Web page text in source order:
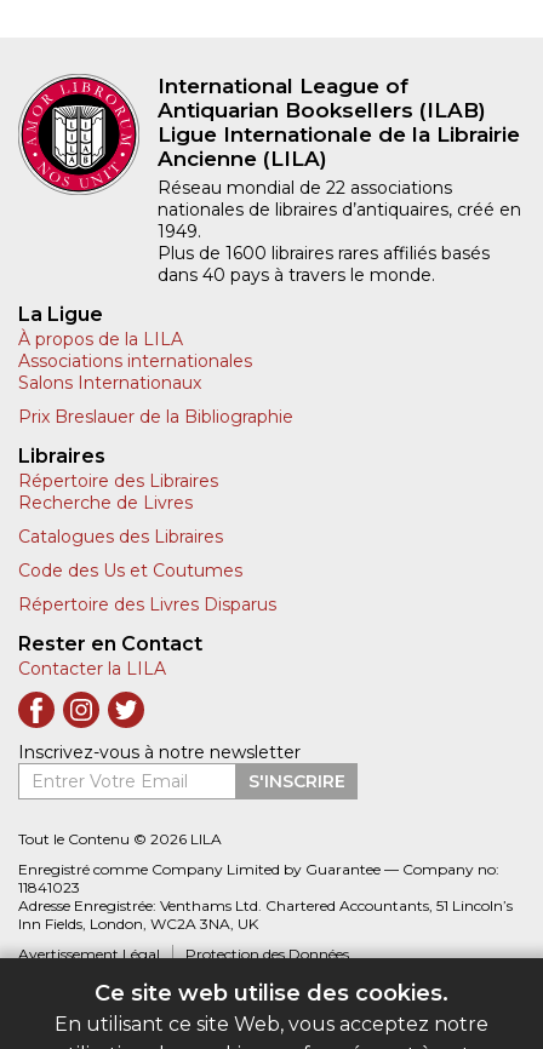
Ce site web utilise des cookies.
En utilisant ce site Web, vous acceptez notre
International League of
Antiquarian Booksellers (ILAB)
Ligue Internationale de la Librairie
Ancienne (LILA)
Réseau mondial de 22 associations
nationales de libraires d’antiquaires, créé en
1949.
Plus de 1600 libraires rares affiliés basés
dans 40 pays à travers le monde.
La Ligue
À propos de la LILA
Associations internationales
Salons Internationaux
Prix Breslauer de la Bibliographie
Libraires
Répertoire des Libraires
Recherche de Livres
Catalogues des Libraires
Code des Us et Coutumes
Répertoire des Livres Disparus
Rester en Contact
Contacter la LILA
Inscrivez-vous à notre newsletter
Entrer Votre Email
S'INSCRIRE
Tout le Contenu © 2026 LILA
Enregistré comme Company Limited by Guarantee — Company no:
11841023
Adresse Enregistrée: Venthams Ltd. Chartered Accountants, 51 Lincoln’s
Inn Fields, London, WC2A 3NA, UK
Avertissement Légal
Protection des Données